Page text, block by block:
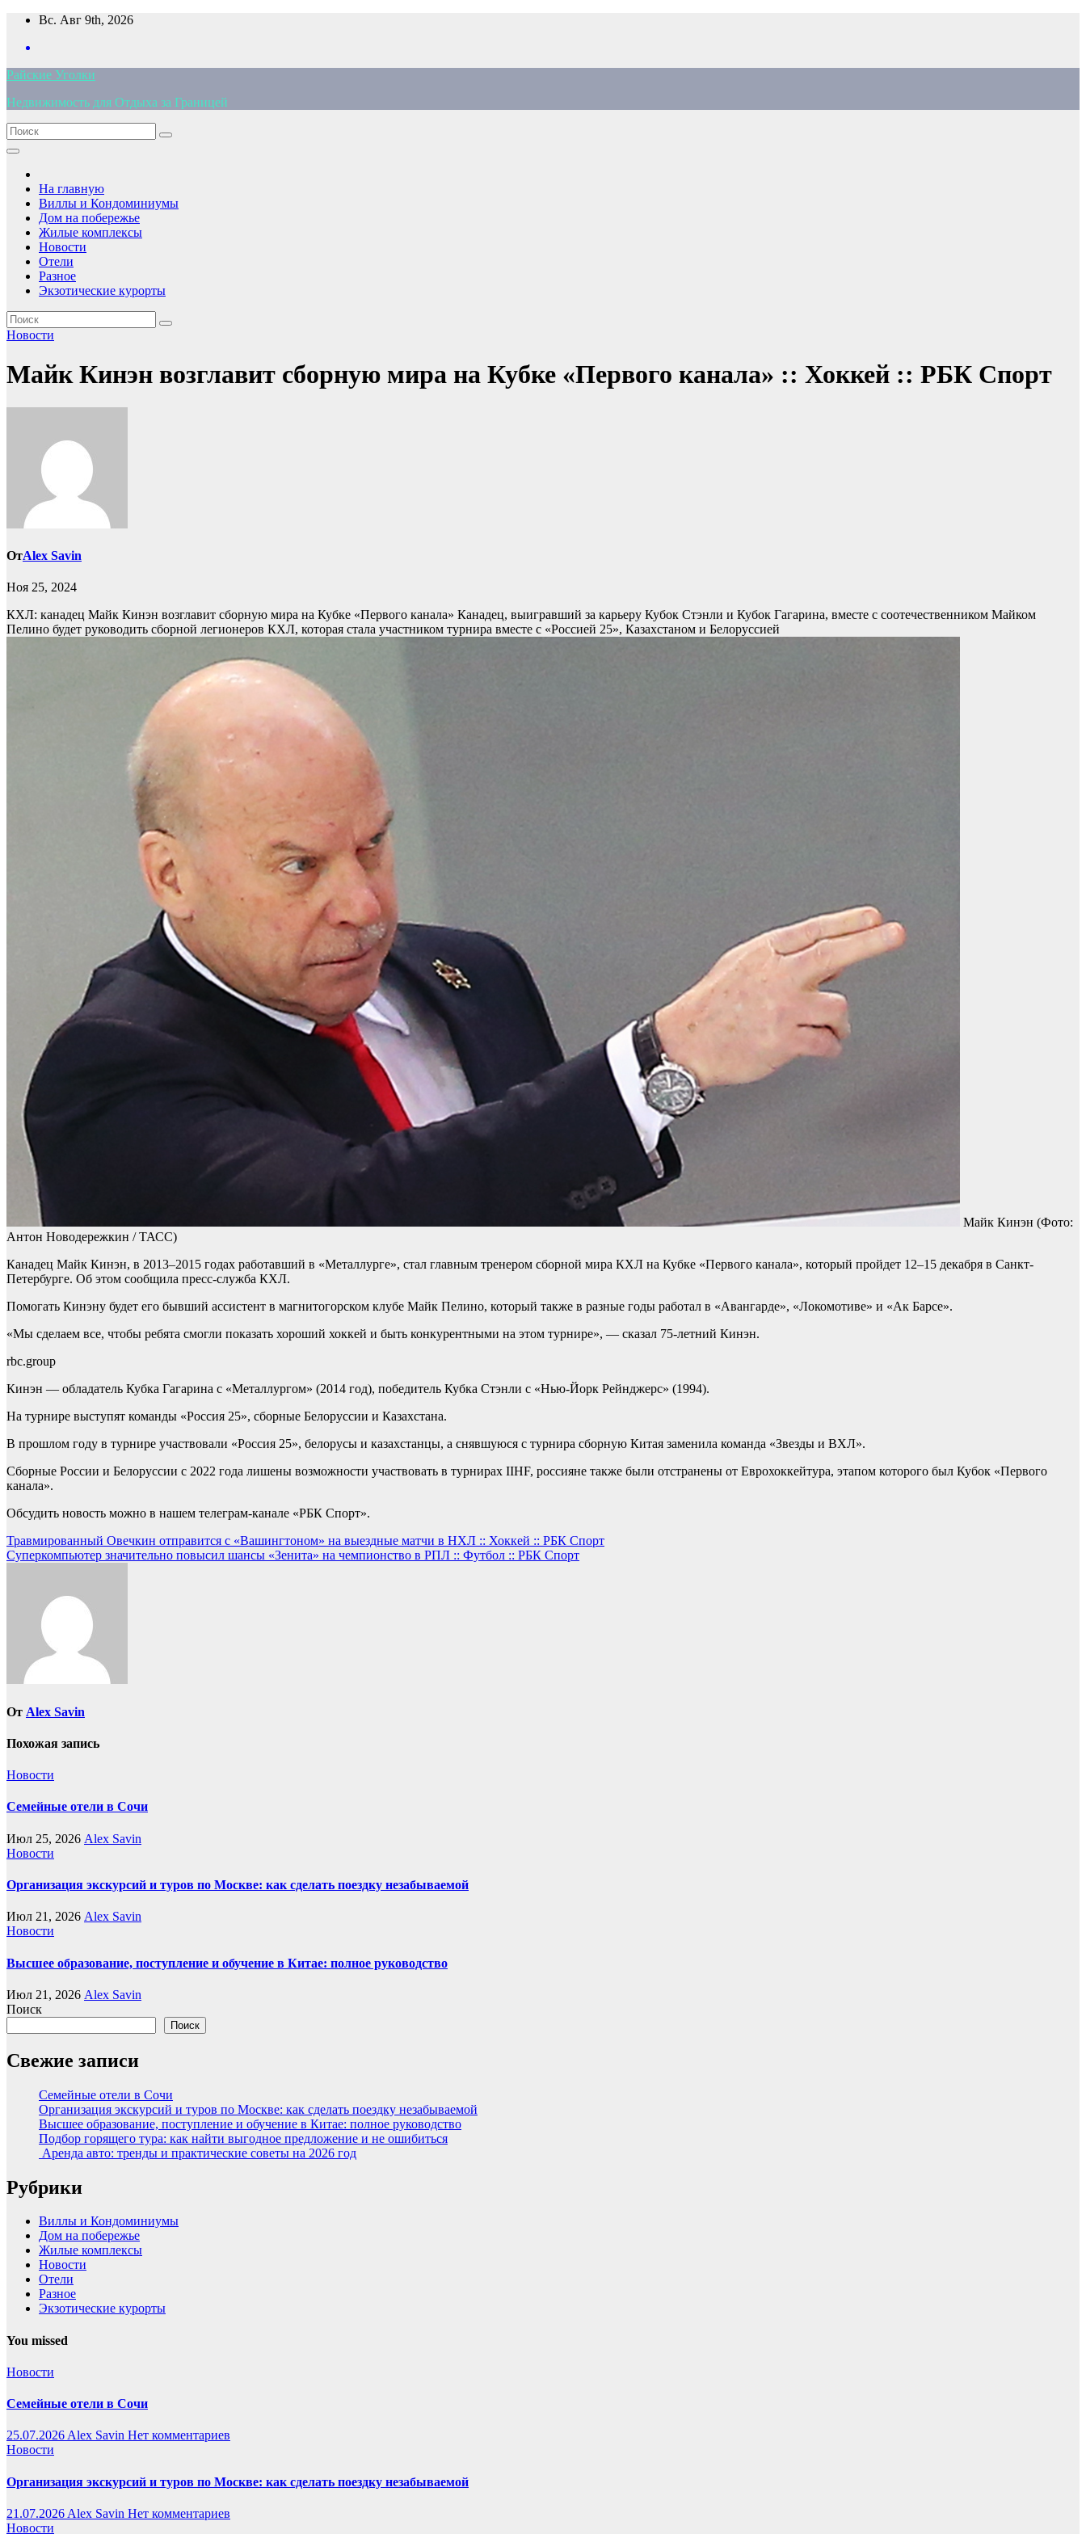
Перейти
содержимому
Вс. Авг 9th, 2026
Райские Уголки
Недвижимость для Отдыха за Границей
На главную
Виллы и Кондоминиумы
Дом на побережье
Жилые комплексы
Новости
Отели
Разное
Экзотические курорты
Новости
Майк Кинэн возглавит сборную мира на Кубке «Первого канала» :: Хоккей :: РБК Спорт
ОтAlex Savin
Ноя 25, 2024
КХЛ: канадец Майк Кинэн возглавит сборную мира на Кубке «Первого канала» Канадец, выигравший за карьеру Кубок Стэнли и Кубок Гагарина, вместе с соотечественником Майком
Пелино будет руководить сборной легионеров КХЛ, которая стала участником турнира вместе с «Россией 25», Казахстаном и Белоруссией
Майк Кинэн (Фото:
Антон Новодережкин / ТАСС)
Канадец Майк Кинэн, в 2013–2015 годах работавший в «Металлурге», стал главным тренером сборной мира КХЛ на Кубке «Первого канала», который пройдет 12–15 декабря в Санкт-
Петербурге. Об этом сообщила пресс-служба КХЛ.
Помогать Кинэну будет его бывший ассистент в магнитогорском клубе Майк Пелино, который также в разные годы работал в «Авангарде», «Локомотиве» и «Ак Барсе».
«Мы сделаем все, чтобы ребята смогли показать хороший хоккей и быть конкурентными на этом турнире», — сказал 75-летний Кинэн.
rbc.group
Кинэн — обладатель Кубка Гагарина с «Металлургом» (2014 год), победитель Кубка Стэнли с «Нью-Йорк Рейнджерс» (1994).
На турнире выступят команды «Россия 25», сборные Белоруссии и Казахстана.
В прошлом году в турнире участвовали «Россия 25», белорусы и казахстанцы, а снявшуюся с турнира сборную Китая заменила команда «Звезды и ВХЛ».
Сборные России и Белоруссии с 2022 года лишены возможности участвовать в турнирах IIHF, россияне также были отстранены от Еврохоккейтура, этапом которого был Кубок «Первого
канала».
Обсудить новость можно в нашем телеграм-канале «РБК Спорт».
Навигация
по
Травмированный Овечкин отправится с «Вашингтоном» на выездные матчи в НХЛ :: Хоккей :: РБК Спорт
Суперкомпьютер значительно повысил шансы «Зенита» на чемпионство в РПЛ :: Футбол :: РБК Спорт
От Alex Savin
Похожая запись
Новости
Семейные отели в Сочи
Июл 25, 2026 Alex Savin
Новости
Организация экскурсий и туров по Москве: как сделать поездку незабываемой
Июл 21, 2026 Alex Savin
Новости
Высшее образование, поступление и обучение в Китае: полное руководство
Июл 21, 2026 Alex Savin
Поиск
Поиск
Свежие записи
Семейные отели в Сочи
Организация экскурсий и туров по Москве: как сделать поездку незабываемой
Высшее образование, поступление и обучение в Китае: полное руководство
Подбор горящего тура: как найти выгодное предложение и не ошибиться
Аренда авто: тренды и практические советы на 2026 год
Рубрики
Виллы и Кондоминиумы
Дом на побережье
Жилые комплексы
Новости
Отели
Разное
Экзотические курорты
You missed
Новости
Семейные отели в Сочи
25.07.2026Alex Savin Нет комментариев
Новости
Организация экскурсий и туров по Москве: как сделать поездку незабываемой
21.07.2026 Alex Savin Нет комментариев
Новости